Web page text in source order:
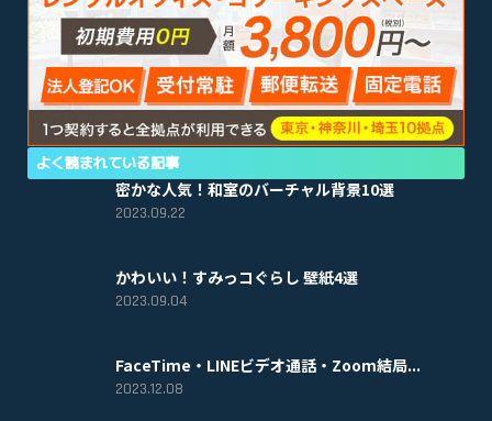
よく読まれている記事
密かな人気！和室のバーチャル背景10選
2023.09.22
かわいい！すみっコぐらし 壁紙4選
2023.09.04
FaceTime・LINEビデオ通話・Zoom結局...
2023.12.08